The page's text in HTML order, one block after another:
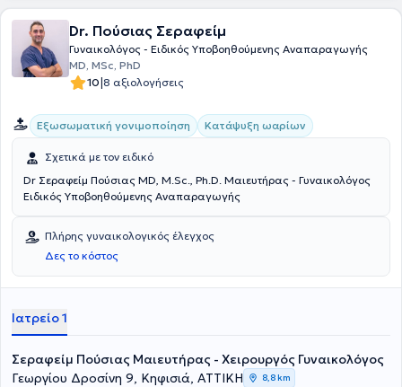
Dr. Πούσιας Σεραφείμ
Γυναικολόγος - Ειδικός Υποβοηθούμενης Αναπαραγωγής
MD, MSc, PhD
10|8 αξιολογήσεις
Εξωσωματική γονιμοποίηση Κατάψυξη ωαρίων
Σχετικά με τον ειδικό
Dr Σεραφείμ Πούσιας MD, M.Sc., Ph.D. Μαιευτήρας - Γυναικολόγος
Ειδικός Υποβοηθούμενης Αναπαραγωγής
Πλήρης γυναικολογικός έλεγχος
Δες το κόστος
Ιατρείο 1
Σεραφείμ Πούσιας Μαιευτήρας - Χειρουργός Γυναικολόγος
Γεωργίου Δροσίνη 9, Κηφισιά, ΑΤΤΙΚΗ
8,8 km